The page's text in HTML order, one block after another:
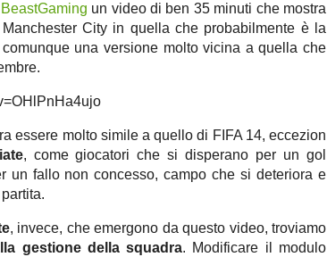
BeastGaming un video di ben 35 minuti che mostra
City in quella che probabilmente è la
una versione molto vicina a quella che
essere molto simile a quello di FIFA 14, eccezion
, come giocatori che si disperano per un gol
un fallo non concesso, campo che si deteriora e
, invece, che emergono da questo video, troviamo
gestione della squadra. Modificare il modulo